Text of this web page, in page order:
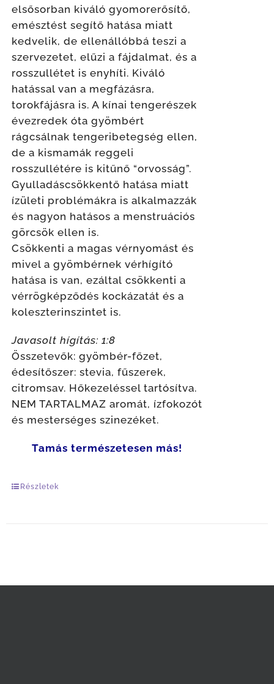
elsősorban kiváló gyomorerősítő,
emésztést segítő hatása miatt
kedvelik, de ellenállóbbá teszi a
szervezetet, elűzi a fájdalmat, és a
rosszullétet is enyhíti. Kiváló
hatással van a megfázásra,
torokfájásra is. A kínai tengerészek
évezredek óta gyömbért
rágcsálnak tengeribetegség ellen,
de a kismamák reggeli
rosszullétére is kitűnő “orvosság”.
Gyulladáscsökkentő hatása miatt
ízületi problémákra is alkalmazzák
és nagyon hatásos a menstruációs
görcsök ellen is.
Csökkenti a magas vérnyomást és
mivel a gyömbérnek vérhígító
hatása is van, ezáltal csökkenti a
vérrögképződés kockázatát és a
koleszterinszintet is.
Javasolt hígítás: 1:8
Összetevők: gyömbér-főzet,
édesítőszer: stevia, fűszerek,
citromsav. Hőkezeléssel tartósítva.
NEM TARTALMAZ aromát, ízfokozót
és mesterséges szinezéket.
Tamás természetesen más!
Részletek